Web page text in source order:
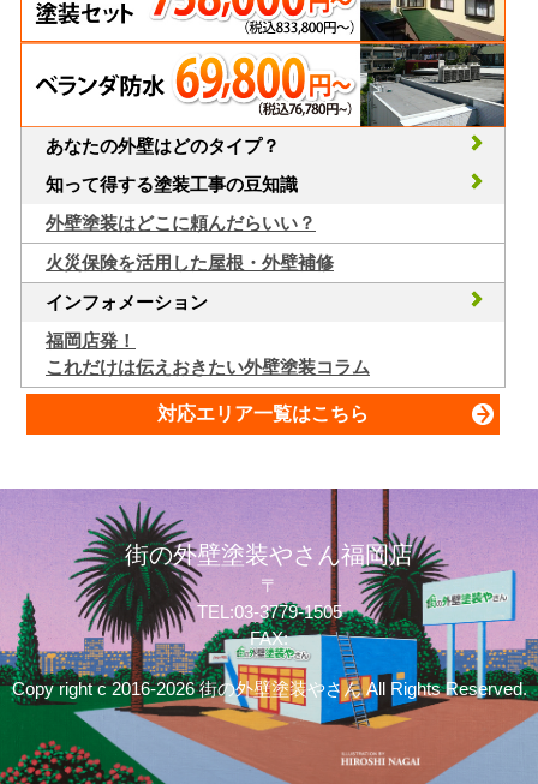
あなたの外壁はどのタイプ？
知って得する塗装工事の豆知識
外壁塗装はどこに頼んだらいい？
火災保険を活用した屋根・外壁補修
インフォメーション
福岡店発！
これだけは伝えおきたい外壁塗装コラム
対応エリア一覧はこちら
街の外壁塗装やさん福岡店
〒
TEL:03-3779-1505
FAX:
Copy right c 2016-2026 街の外壁塗装やさん All Rights Reserved.